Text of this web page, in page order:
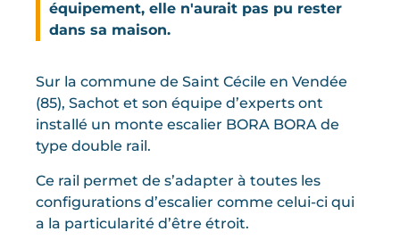
équipement, elle n'aurait pas pu rester
dans sa maison.
Sur la commune de Saint Cécile en Vendée
(85), Sachot et son équipe d’experts ont
installé un monte escalier BORA BORA de
type double rail.
Ce rail permet de s’adapter à toutes les
configurations d’escalier comme celui-ci qui
a la particularité d’être étroit.